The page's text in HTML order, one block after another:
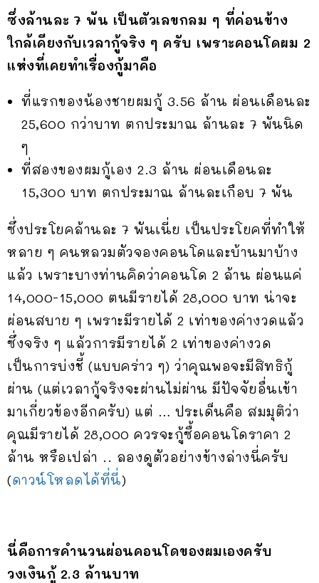
ซึ่งล้านละ 7 พัน เป็นตัวเลขกลม ๆ ที่ค่อนข้าง
ใกล้เคียงกับเวลากู้จริง ๆ ครับ เพราะคอนโดผม 2
แห่งที่เคยทำเรื่องกู้มาคือ
ที่แรกของน้องชายผมกู้ 3.56 ล้าน ผ่อนเดือนละ
25,600 กว่าบาท ตกประมาณ ล้านละ 7 พันนิด
ๆ
ที่สองของผมกู้เอง 2.3 ล้าน ผ่อนเดือนละ
15,300 บาท ตกประมาณ ล้านละเกือบ 7 พัน
ซึ่งประโยคล้านละ 7 พันเนี่ย เป็นประโยคที่ทำให้
หลาย ๆ คนหลวมตัวจองคอนโดและบ้านมาบ้าง
แล้ว เพราะบางท่านคิดว่าคอนโด 2 ล้าน ผ่อนแค่
14,000-15,000 ตนมีรายได้ 28,000 บาท น่าจะ
ผ่อนสบาย ๆ เพราะมีรายได้ 2 เท่าของค่างวดแล้ว
ซึ่งจริง ๆ แล้วการมีรายได้ 2 เท่าของค่างวด
เป็นการบ่งชี้ (แบบคร่าว ๆ) ว่าคุณพอจะมีสิทธิกู้
ผ่าน (แต่เวลากู้จริงจะผ่านไม่ผ่าน มีปัจจัยอื่นเข้า
มาเกี่ยวข้องอีกครับ) แต่ … ประเด็นคือ สมมุติว่า
คุณมีรายได้ 28,000 ควรจะกู้ซื้อคอนโดราคา 2
ล้าน หรือเปล่า .. ลองดูตัวอย่างข้างล่างนี่ครับ
(ดาวน์โหลดได้ที่นี่)
นี่คือการคำนวนผ่อนคอนโดของผมเองครับ
วงเงินกู้ 2.3 ล้านบาท